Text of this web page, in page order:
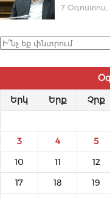
7 Օգոստոս,
Որոնել
Երկ Երք Չրք
3 4 5
10 11 12
17 18 19